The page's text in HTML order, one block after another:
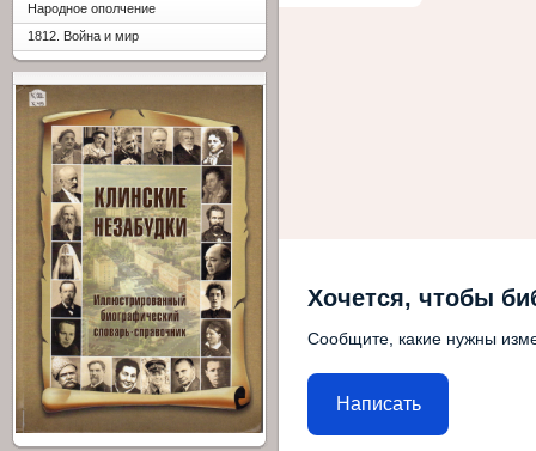
Хочется, чтобы
Сообщите, какие нужны
Написать
Народное ополчение
1812. Война и мир